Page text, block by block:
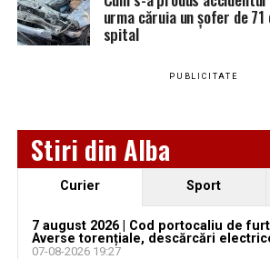
PARTIDUL
NAȚIONAL
926 30,26 % 4
UNIREA
ROMÂNILOR
FORȚA
5,71 %
TOTAL 3.060 100% 13
urma căruia un șofer de 71
spital
PUBLICITATE
Stiri din Alba
Curier Sport
7 august 2026 | Cod portocaliu de
Averse torențiale, descărcări
07-08-2026 19:27